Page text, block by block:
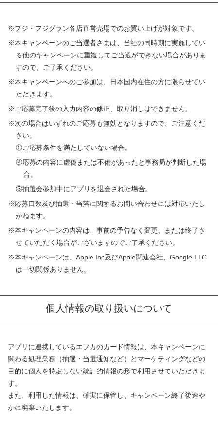
※フジ・フジグラン各店直営売場でのお買い上げが対象です。
※本キャンペーンのご当選者さまは、当社の同時期に実施してい
る他のキャンペーンに重複してご当選ができない場合がありま
すので、ご了承ください。
※本キャンペーンへのご参加は、日本国内在住の方に限らせてい
ただきます。
※ご応募完了後の入力内容の修正、取り消しはできません。
※次の場合はいずれのご応募も無効となりますので、ご注意くだ
さい。
①ご応募条件を満たしていない場合。
②応募の内容に虚偽または不備があったと事務局が判断した場
合。
③抽選会参加中にアプリを退会された場合。
※応募口数及び抽選・当落に関するお問い合わせには対応いたし
かねます。
※本キャンペーンの内容は、事前の予告なく変更、または終了さ
せていただく場合がございますのでご了承ください。
※本キャンペーンは、Apple Inc及びApple関連会社、Google LLC
は一切関係ありません。
個人情報の取り扱いについて
アプリに連携しているエフカのカード情報は、本キャンペーンに
関わる処理業務（抽選・当選通知など）とマーケティングなどの
目的に個人を特定しない統計的情報の形で利用させていただきま
す。
また、利用した情報は、確実に保管し、キャンペーン終了後速や
かに廃棄いたします。